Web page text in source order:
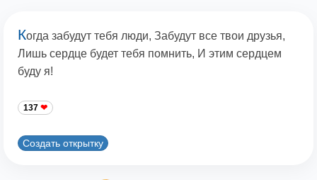
Когда забудут тебя люди, Забудут все твои друзья,
Лишь сердце будет тебя помнить, И этим сердцем
буду я!
137
Создать открытку